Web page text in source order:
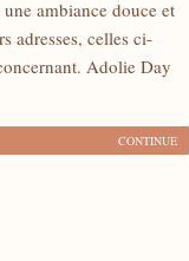
ambiance douce et
adresses, celles ci-
Adolie Day
CONTINUE